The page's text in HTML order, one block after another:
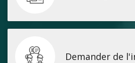
Demander de